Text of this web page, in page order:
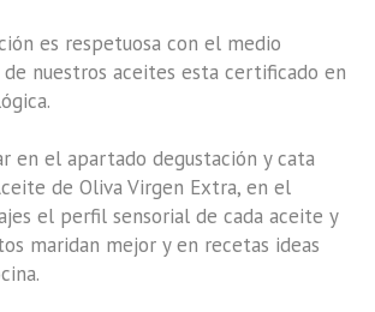
es respetuosa con el medio
nuestros aceites esta certificado en
en el apartadodegustación y cata
de Oliva Virgen Extra, en el
el perfil sensorial de cada aceite y
maridan mejor y en recetas ideas